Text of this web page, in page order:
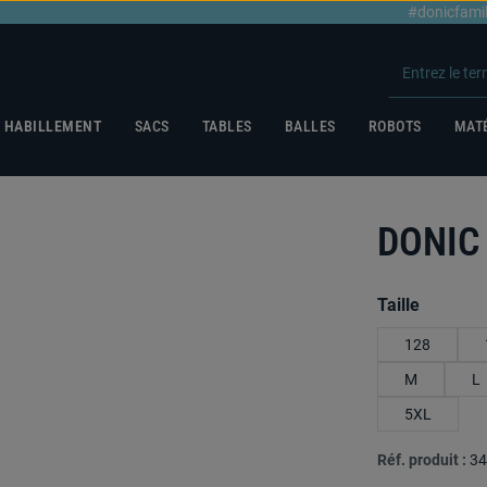
HABILLEMENT SACS TABLES BALLES ROBOTS
Sélectionnez
Taille
128
M
L
5XL
Réf. produit :